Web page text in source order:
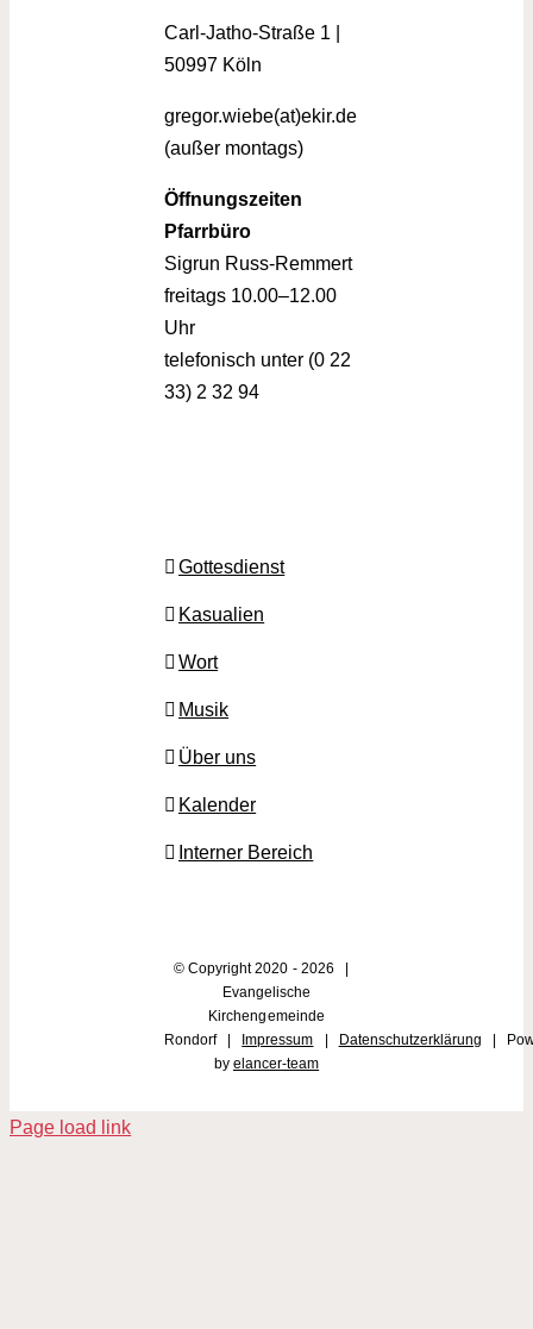
Carl-Jatho-Straße 1 |
50997 Köln
gregor.wiebe(at)ekir.de
(außer montags)
Öffnungszeiten
Pfarrbüro
Sigrun Russ-Remmert
freitags 10.00–12.00
Uhr
telefonisch unter (0 22
33) 2 32 94
Gottesdienst
Kasualien
Wort
Musik
Über uns
Kalender
Interner Bereich
© Copyright 2020 - 2026 |
Evangelische
Kirchengemeinde
Rondorf |
Impressum Datenschutzerklärung |
by elancer-team
Page load link